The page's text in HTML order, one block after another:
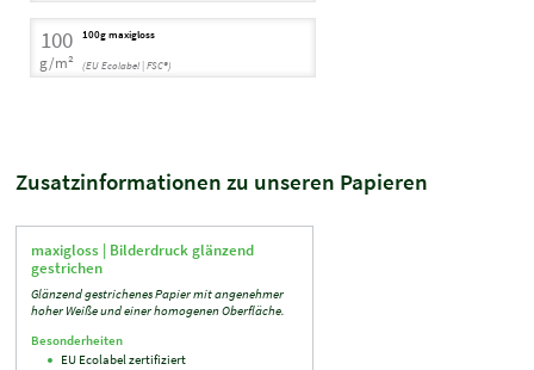
100
g/m²
100g maxigloss
(EU Ecolabel | FSC®)
Zusatzinformationen zu unseren Papieren
maxigloss | Bilderdruck glänzend
gestrichen
Glänzend gestrichenes Papier mit angenehmer
hoher Weiße und einer homogenen Oberfläche.
Besonderheiten
EU Ecolabel zertifiziert